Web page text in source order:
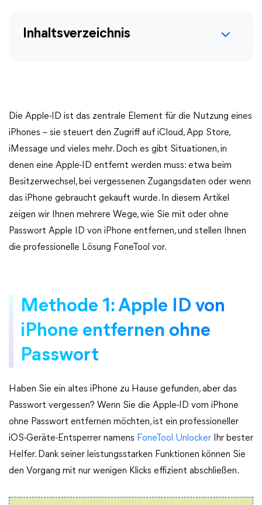
Inhaltsverzeichnis
Die Apple-ID ist das zentrale Element für die Nutzung eines
iPhones – sie steuert den Zugriff auf iCloud, App Store,
iMessage und vieles mehr. Doch es gibt Situationen, in
denen eine Apple-ID entfernt werden muss: etwa beim
Besitzerwechsel, bei vergessenen Zugangsdaten oder wenn
das iPhone gebraucht gekauft wurde. In diesem Artikel
zeigen wir Ihnen mehrere Wege, wie Sie mit oder ohne
Passwort Apple ID von iPhone entfernen, und stellen Ihnen
die professionelle Lösung FoneTool vor.
Methode 1: Apple ID von
iPhone entfernen ohne
Passwort
Haben Sie ein altes iPhone zu Hause gefunden, aber das
Passwort vergessen? Wenn Sie die Apple-ID vom iPhone
ohne Passwort entfernen möchten, ist ein professioneller
iOS-Geräte-Entsperrer namens FoneTool Unlocker Ihr bester
Helfer. Dank seiner leistungsstarken Funktionen können Sie
den Vorgang mit nur wenigen Klicks effizient abschließen.